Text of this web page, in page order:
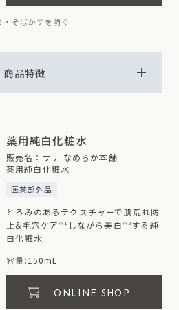
そばかすを防ぐ
商品特徴
薬用純白化粧水
販売名：サナ なめらか本舗
薬用純白化粧水
医薬部外品
とろみのあるテクスチャーで肌荒れ防
止&毛穴ケア ※1 しながら美白 ※2 する純
白化粧水
容量:150mL
ONLINE SHOP